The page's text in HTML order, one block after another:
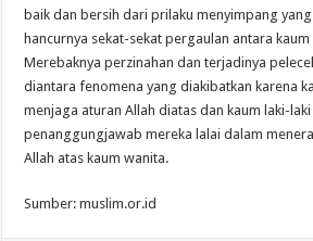
baik dan bersih dari prilaku menyimpang
hancurnya sekat-sekat pergaulan antara
Merebaknya perzinahan dan terjadinya
diantara fenomena yang diakibatkan karena
menjaga aturan Allah diatas dan kaum laki-
penanggungjawab mereka lalai dalam
Allah atas kaum wanita.
Sumber: muslim.or.id